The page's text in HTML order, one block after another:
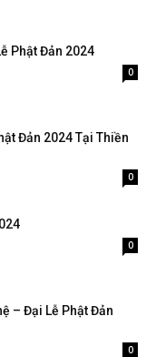
Phật Đản 2024
0
Đản 2024 Tại Thiền
0
0
– Đại Lễ Phật Đản
0